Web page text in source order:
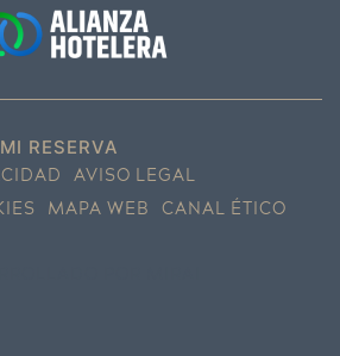
MI RESERVA
AVISO LEGAL
MAPA WEB
CANAL ÉTICO